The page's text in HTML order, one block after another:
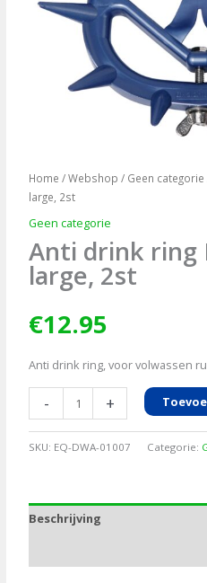
Home /Webshop / Geen categorie
large, 2st
Geen categorie
Anti drink ring
large, 2st
€12.95
Anti drink ring, voor volwassen
-
drink
large,
2st
+
SKU: EQ-DWA-01007 Categorie:
Beschrijving